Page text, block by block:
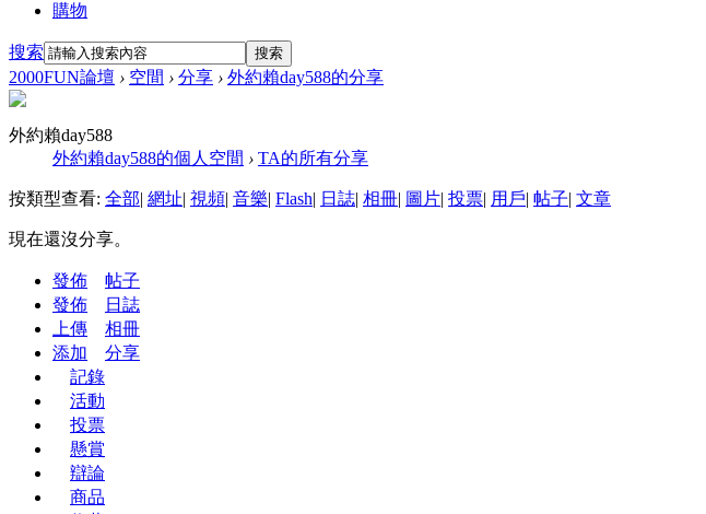
購物
搜索 搜索
2000FUN論壇 › 空間 › 分享 › 外約賴day588的分享
外約賴day588
外約賴day588的個人空間 › TA的所有分享
按類型查看: 全部| 網址| 視頻| 音樂| Flash| 日誌| 相冊| 圖片| 投票| 用戶| 帖子| 文章
現在還沒分享。
發佈
帖子
發佈
日誌
上傳
相冊
添加
分享
記錄
活動
投票
懸賞
辯論
商品